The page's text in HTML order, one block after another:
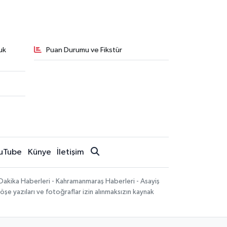
Puan Durumu ve Fikstür
Künye İletişim
Haberleri - Kahramanmaraş Haberleri - Asayiş
yazıları ve fotoğraflar izin alınmaksızın kaynak